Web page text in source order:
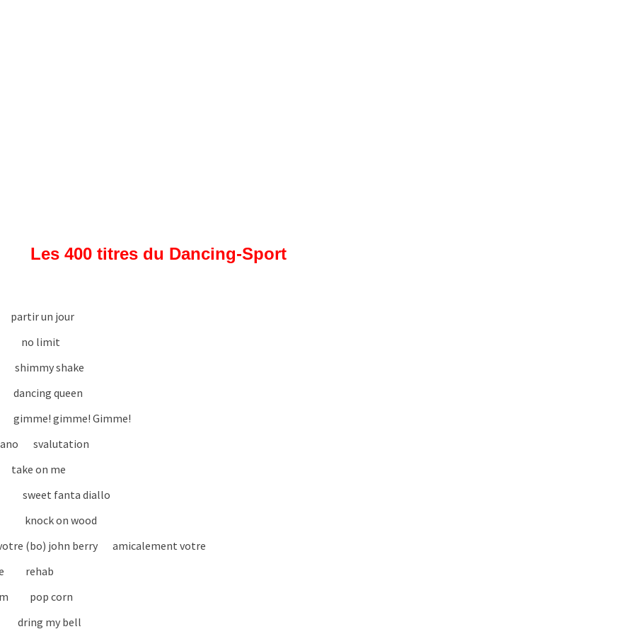
Les 400 titres du Dancing-Sport
un jour
no limit
shake
queen
gimme! Gimme!
svalutation
on me
sweet fanta diallo
knock on wood
(bo) john berry amicalement votre
rehab
pop corn
my bell